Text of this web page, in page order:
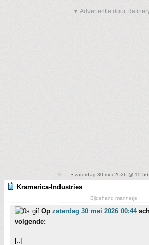
▼ Advertentie door
• zaterdag 30 mei 2026 @ 15:56
Kramerica-Industries
Bijdehand mannetje
Op zaterdag 30 mei 2026 00:44
volgende:
[..]